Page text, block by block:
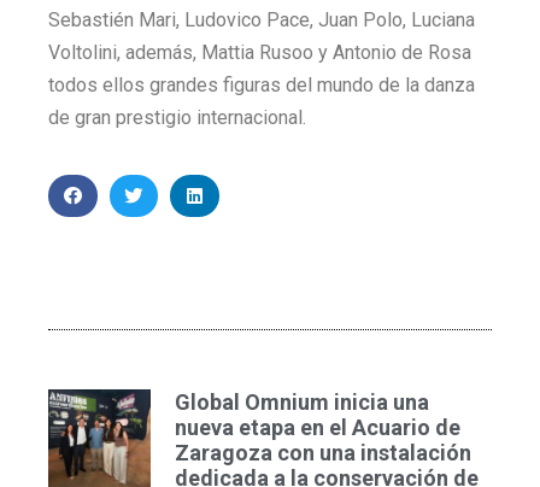
Sebastién Mari, Ludovico Pace, Juan Polo, Luciana
Voltolini, además, Mattia Rusoo y Antonio de Rosa
todos ellos grandes figuras del mundo de la danza
de gran prestigio internacional.
Global Omnium inicia una
nueva etapa en el Acuario de
Zaragoza con una instalación
dedicada a la conservación de